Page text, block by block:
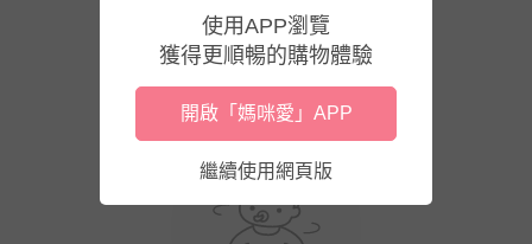
使用APP瀏覽
獲得更順暢的購物體驗
開啟「媽咪愛」APP
繼續使用網頁版